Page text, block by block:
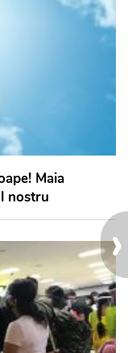
›
Maia
nostru